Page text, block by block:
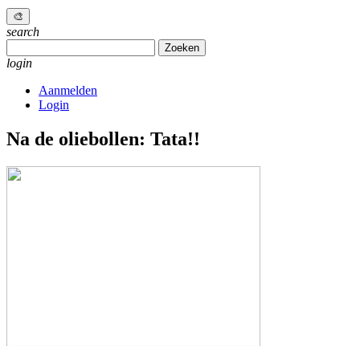
🎨
search
naar:
login
Aanmelden
Login
Na de oliebollen: Tata!!